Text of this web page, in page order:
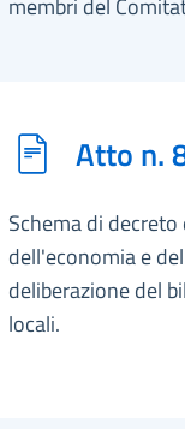
membri del
Atto n.
Schema di
dell'economia e
deliberazione del
locali.